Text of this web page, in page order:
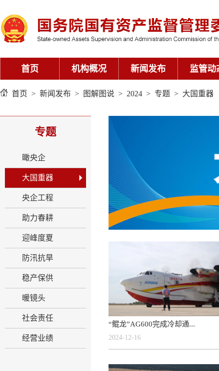
首页 机构概况 新闻发布 监管动
首页 > 新闻发布 > 图解图说 > 2024 > 专题 > 大国重器
专题
瞰央企
大国重器
央企工程
助力春耕
迎峰度夏
防汛抗旱
稳产保供
暖镜头
社会责任
经营业绩
“鲲龙”AG600完成冷却通...
2024-12-16